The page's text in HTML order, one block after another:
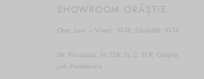
SHOWROOM ORĂȘTIE
Orar: Luni – Vineri: 10-18, Sâmbătă: 10-14
Str. Pricazului, Nr.124, Sc.C, Et.P, Orăștie,
jud. Hunedoara